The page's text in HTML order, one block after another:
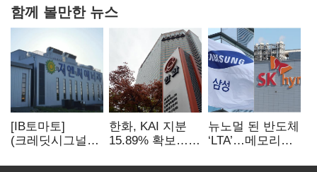
함께 볼만한 뉴스
[IB토마토]
(크레딧시그널)
데이터센터 타고
한화, KAI 지분
15.89% 확보…
신청 예정
뉴노멀 된 반도체
‘LTA’…메모리
54조 선불 계약